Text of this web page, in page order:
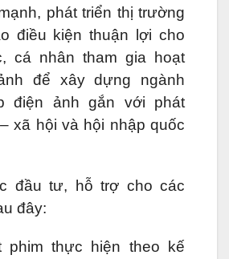
phát triển thị trường
điều kiện thuận lợi cho
cá nhân tham gia hoạt
để xây dựng ngành
điện ảnh gắn với phát
xã hội và hội nhập quốc
đầu tư, hỗ trợ cho các
đây:
phim thực hiện theo kế